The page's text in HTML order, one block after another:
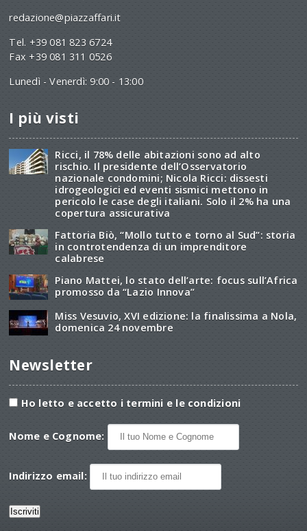
redazione@piazzaffari.it
Tel. +39 081 823 6724
Fax +39 081 311 0526
Lunedì - Venerdì: 9:00 - 13:00
I più visti
Ricci, il 78% delle abitazioni sono ad alto
rischio. Il presidente dell’Osservatorio
nazionale condomini; Nicola Ricci: dissesti
idrogeologici ed eventi sismici mettono in
pericolo le case degli italiani. Solo il 2% ha una
copertura assicurativa
Fattoria Biò, “Mollo tutto e torno al Sud”: storia
in controtendenza di un imprenditore
calabrese
Piano Mattei, lo stato dell’arte: focus sull’Africa
promosso da “Lazio Innova”
Miss Vesuvio, XVI edizione: la finalissima a Nola,
domenica 24 novembre
Newsletter
Ho letto e accetto i termini e le condizioni
Nome e Cognome:
Indirizzo email: